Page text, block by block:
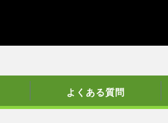
よくある質問